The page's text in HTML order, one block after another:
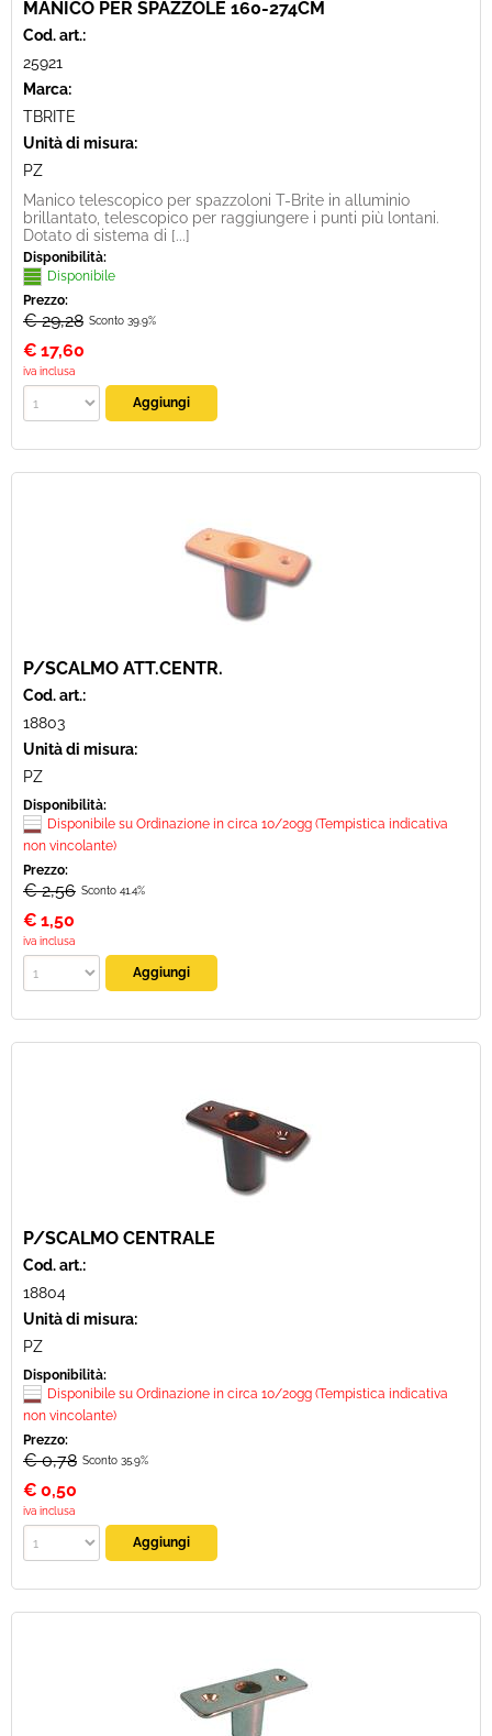
MANICO PER SPAZZOLE 160-274CM
Cod. art.:
25921
Marca:
TBRITE
Unità di misura:
PZ
Manico telescopico per spazzoloni T-Brite in alluminio
brillantato, telescopico per raggiungere i punti più lontani.
Dotato di sistema di [...]
Disponibilità:
Disponibile
Prezzo:
€ 29,28 Sconto 39.9%
€ 17,60
iva inclusa
P/SCALMO ATT.CENTR.
Cod. art.:
18803
Unità di misura:
PZ
Disponibilità:
Disponibile su Ordinazione in circa 10/20gg (Tempistica indicativa
non vincolante)
Prezzo:
€ 2,56 Sconto 41.4%
€ 1,50
iva inclusa
P/SCALMO CENTRALE
Cod. art.:
18804
Unità di misura:
PZ
Disponibilità:
Disponibile su Ordinazione in circa 10/20gg (Tempistica indicativa
non vincolante)
Prezzo:
€ 0,78 Sconto 35.9%
€ 0,50
iva inclusa